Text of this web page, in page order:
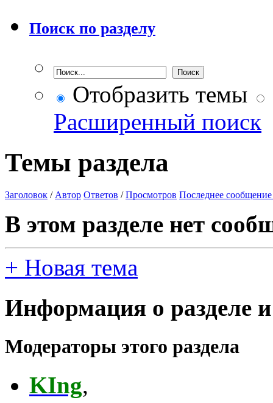
Поиск по разделу
Отобразить темы
Расширенный поиск
Темы раздела
Заголовок / Автор Ответов /Просмотров Последнее сообщение
В этом разделе нет
+ Новая тема
Информация о разделе
Модераторы этого раздела
KIng,